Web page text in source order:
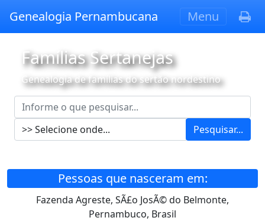
Genealogia Pernambucana Menu
Famílias Sertanejas
Genealogia de famílias do sertão nordestino
Pesquisar...
Pessoas que nasceram em:
Fazenda Agreste, SÃ£o JosÃ© do Belmonte,
Pernambuco, Brasil